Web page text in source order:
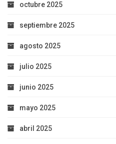
octubre 2025
septiembre 2025
agosto 2025
julio 2025
junio 2025
mayo 2025
abril 2025